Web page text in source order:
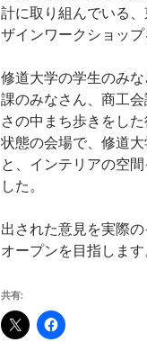
計に取り組んでいる
ザインワークショップ
修道大学の学生のみ
課のみなさん、商工
さの中まち歩きをし
状態の会場で、修道
と、インテリアの空
した。
出された意見を実際
オープンを目指します
共有: